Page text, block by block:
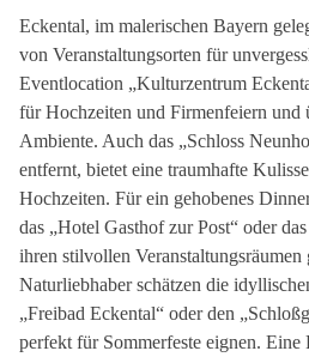
Eckental, im malerischen Bayern
von Veranstaltungsorten für
Eventlocation „Kulturzentrum
für Hochzeiten und Firmenfeiern und
Ambiente. Auch das „Schloss
entfernt, bietet eine traumhafte
Hochzeiten. Für ein gehobenes
das „Hotel Gasthof zur Post“ oder
ihren stilvollen Veranstaltungsräumen
Naturliebhaber schätzen die
„Freibad Eckental“ oder den
perfekt für Sommerfeste eignen. Eine